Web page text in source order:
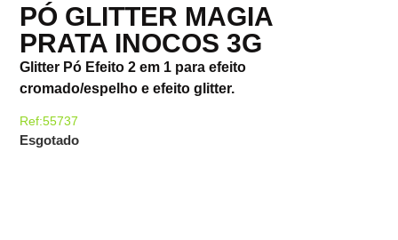
PÓ GLITTER MAGIA
PRATA INOCOS 3G
Glitter Pó Efeito 2 em 1 para efeito
cromado/espelho e efeito glitter.
Ref:55737
Esgotado